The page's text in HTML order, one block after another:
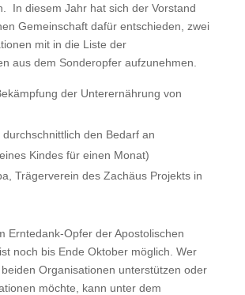
In diesem Jahr hat sich der Vorstand
Gemeinschaft dafür entschieden, zwei
mit in die Liste der
aus dem Sonderopfer aufzunehmen.
der Unterernährung von
den Bedarf an
Kindes für einen Monat)
Trägerverein des Zachäus Projekts in
Erntedank-Opfer der Apostolischen
noch bis Ende Oktober möglich. Wer
Organisationen unterstützen oder
möchte, kann unter dem